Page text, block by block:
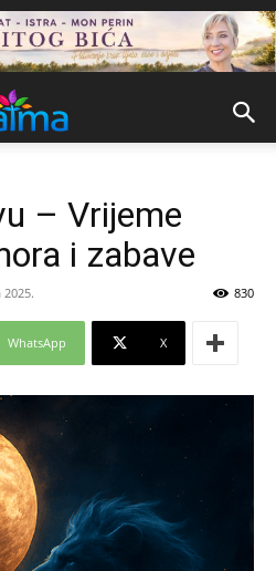
– Vrijeme
i zabave
830
WhatsApp X